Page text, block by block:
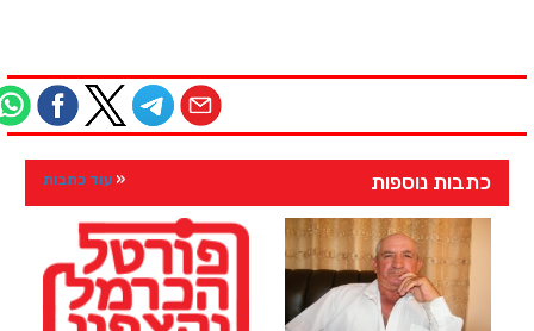
כתבות נוספות עוד כתבות